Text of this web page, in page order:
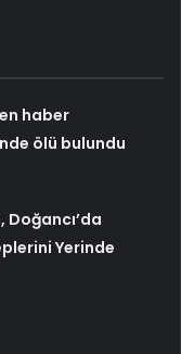
haber
ölü bulundu
Doğancı’da
Yerinde